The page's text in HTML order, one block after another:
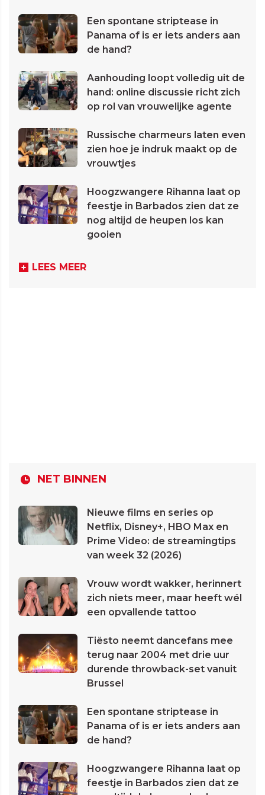
Een spontane striptease in
Panama of is er iets anders aan
de hand?
Aanhouding loopt volledig uit de
hand: online discussie richt zich
op rol van vrouwelijke agente
Russische charmeurs laten even
zien hoe je indruk maakt op de
vrouwtjes
Hoogzwangere Rihanna laat op
feestje in Barbados zien dat ze
nog altijd de heupen los kan
gooien
LEES MEER
NET BINNEN
Nieuwe films en series op
Netflix, Disney+, HBO Max en
Prime Video: de streamingtips
van week 32 (2026)
Vrouw wordt wakker, herinnert
zich niets meer, maar heeft wél
een opvallende tattoo
Tiësto neemt dancefans mee
terug naar 2004 met drie uur
durende throwback-set vanuit
Brussel
Een spontane striptease in
Panama of is er iets anders aan
de hand?
Hoogzwangere Rihanna laat op
feestje in Barbados zien dat ze